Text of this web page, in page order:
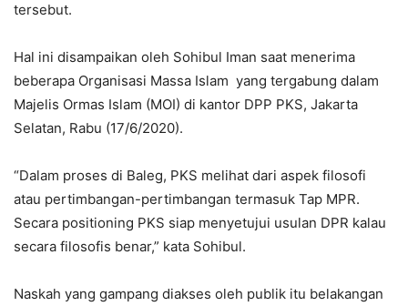
tersebut.
Hal ini disampaikan oleh Sohibul Iman saat menerima
beberapa Organisasi Massa Islam yang tergabung dalam
Majelis Ormas Islam (MOI) di kantor DPP PKS, Jakarta
Selatan, Rabu (17/6/2020).
“Dalam proses di Baleg, PKS melihat dari aspek filosofi
atau pertimbangan-pertimbangan termasuk Tap MPR.
Secara positioning PKS siap menyetujui usulan DPR kalau
secara filosofis benar,” kata Sohibul.
Naskah yang gampang diakses oleh publik itu belakangan